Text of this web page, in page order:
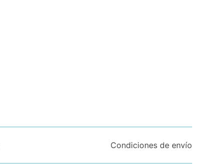
Condiciones de envío